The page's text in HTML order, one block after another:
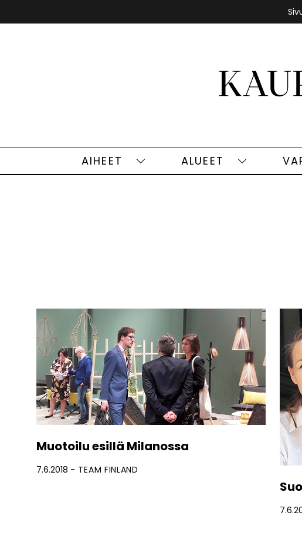
AIHEET
Aiheet
ALUEET
Alueet
Muotoilu esillä Milanossa
7.6.2018 TEAM FINLAND